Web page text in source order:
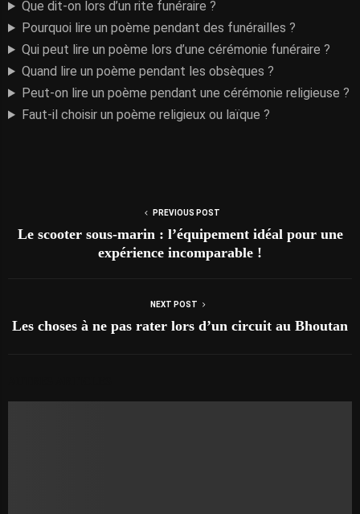
Que dit-on lors d’un rite funéraire ?
Pourquoi lire un poème pendant des funérailles ?
Qui peut lire un poème lors d’une cérémonie funéraire ?
Quand lire un poème pendant les obsèques ?
Peut-on lire un poème pendant une cérémonie religieuse ?
Faut-il choisir un poème religieux ou laïque ?
PREVIOUS POST
Le scooter sous-marin : l’équipement idéal pour une
expérience incomparable !
NEXT POST
Les choses à ne pas rater lors d’un circuit au Bhoutan